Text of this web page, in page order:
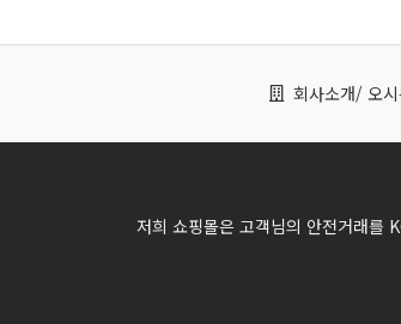
회사소개/ 오시
저희 쇼핑몰은 고객님의 안전거래를